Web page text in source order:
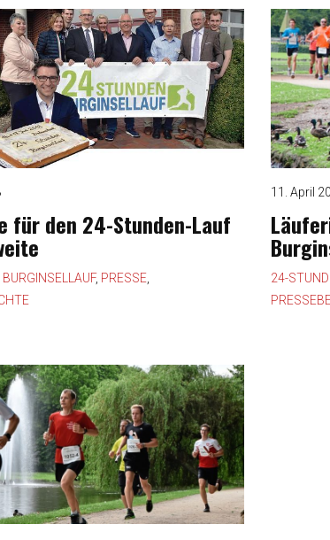
für den 24-Stunden-Lauf
, PRESSE
11. April
24-